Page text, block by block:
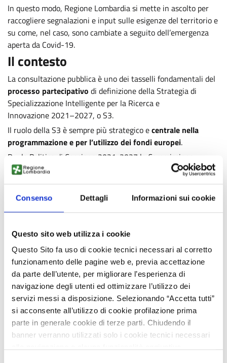
Consenso Dettagli Informazioni sui cookie
Questo sito web utilizza i cookie
Questo Sito fa uso di cookie tecnici necessari al corretto
funzionamento delle pagine web e, previa accettazione
da parte dell’utente, per migliorare l’esperienza di
navigazione degli utenti ed ottimizzare l’utilizzo dei
servizi messi a disposizione. Selezionando “Accetta tutti”
si acconsente all’utilizzo di cookie profilazione prima
parte in generale cookie di terze parti. Chiudendo il
banner verranno utilizzati solo i cookie tecnici necessari
In questo modo, Regione Lombardia si mette in ascolto per
raccogliere segnalazioni e input sulle esigenze del territorio e
su come, nel caso, sono cambiate a seguito dell’emergenza
aperta da Covid-19.
Il contesto
La consultazione pubblica è uno dei tasselli fondamentali del
processo partecipativo di definizione della Strategia di
Specializzazione Intelligente per la Ricerca e
Innovazione 2021–2027, o S3.
Il ruolo della S3 è sempre più strategico ecentrale nella
programmazione e per l’utilizzo dei fondi europei.
Per la Politica di Coesione 2021-2027 la Commissione
Europea propone 20 “condizioni abilitanti”: la prima consiste
nell’assicurare una “buona governance della Strategia di
Specializzazione Intelligente regionale”.
Operativo Regionale FESRe con le attività di aggiornamento
del quadro strategico regionale, tra cui il Programma
Strategico Triennale per la Ricerca, l’Innovazione e il
Trasferimento Tecnologico.
Le azioni di Regione per R&I tra 2014
e 2020
La S3 approvata per l’attuale programmazione 2014-2020 ha
individuato le specializzazioni esistenti in Lombardia.